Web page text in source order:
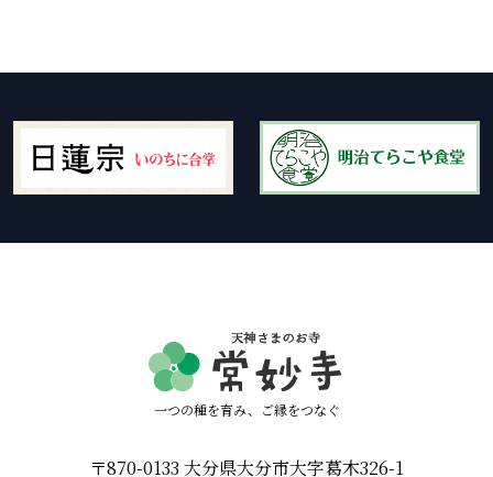
一つの種を育み、ご縁をつなぐ
〒870-0133 大分県大分市大字葛木326-1